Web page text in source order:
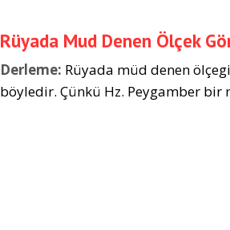
Rüyada Mud Denen Ölçek
Derleme: Rüyada müd denen
böyledir. Çünkü Hz. Peygamber